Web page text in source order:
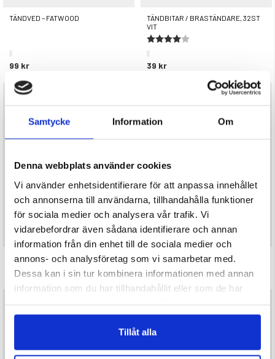
Samtycke Information Om
Denna webbplats använder cookies
Vi använder enhetsidentifierare för att anpassa innehållet
och annonserna till användarna, tillhandahålla funktioner
för sociala medier och analysera vår trafik. Vi
vidarebefordrar även sådana identifierare och annan
information från din enhet till de sociala medier och
annons- och analysföretag som vi samarbetar med.
Dessa kan i sin tur kombinera informationen med annan
information som du har tillhandahållit eller som de har
Tillåt alla
TÄNDVED – FATWOOD
99 kr
TÄNDBITAR / BRASTÄNDARE, 32ST
VIT
39 kr
Betyg:
4.0 utav 5 stjärnor
GRILLGALLER, ROSTFRITT STÅL 50
Betyg:
4.2 utav 5 stjärnor
GRILLHALSTER
Betyg:
3.8 utav 5 stjärnor